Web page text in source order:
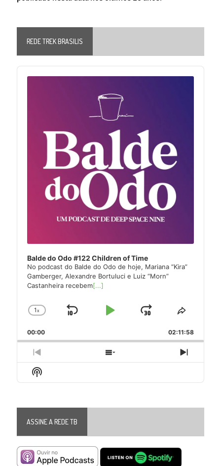
REDE TREK BRASILIS
Audio
Player
Balde do Odo #122 Children of Time
No podcast do Balde do Odo de hoje, Mariana “Kira”
Gamberger, Alexandre Bortuluci e Luiz “Morn”
Castanheira recebem[...]
Change
Rate
1x
Skip
Play
Jump
Forward
Share
Episode
00:00 02:11:58
Previous
Episode
Show
Episodes
Next
Episode
Show
Podcast
ASSINE A REDE TB